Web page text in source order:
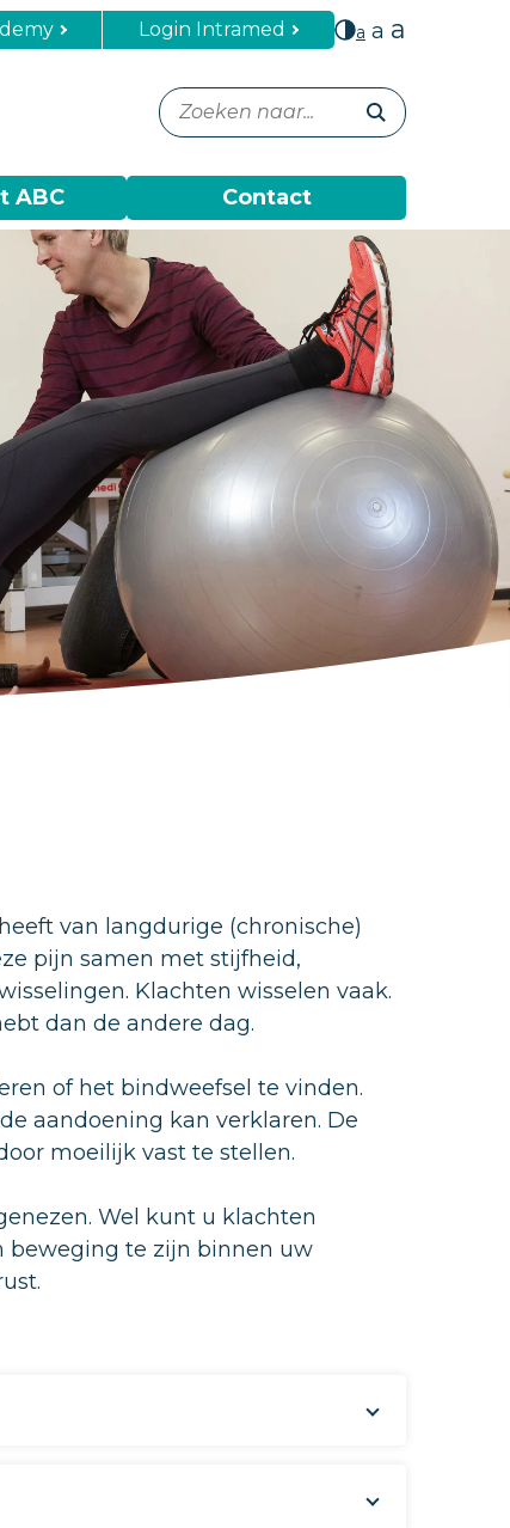
Login Intramed a a a
ABC Contact
van langdurige (chronische)
pijn samen met stijfheid,
Klachten wisselen vaak.
dan de andere dag.
of het bindweefsel te vinden.
aandoening kan verklaren. De
moeilijk vast te stellen.
Wel kunt u klachten
beweging te zijn binnen uw